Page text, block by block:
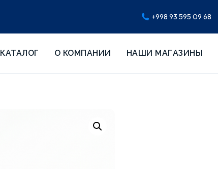
+998 93 595 09 68
КАТАЛОГ О КОМПАНИИ НАШИ МАГАЗИНЫ